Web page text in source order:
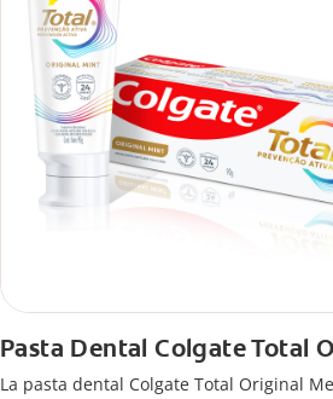
Pasta Dental Colgate Total
La pasta dental Colgate Total Original